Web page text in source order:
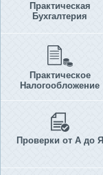
Практическая
Бухгалтерия
Практическое
Налогообложение
Проверки от А до Я